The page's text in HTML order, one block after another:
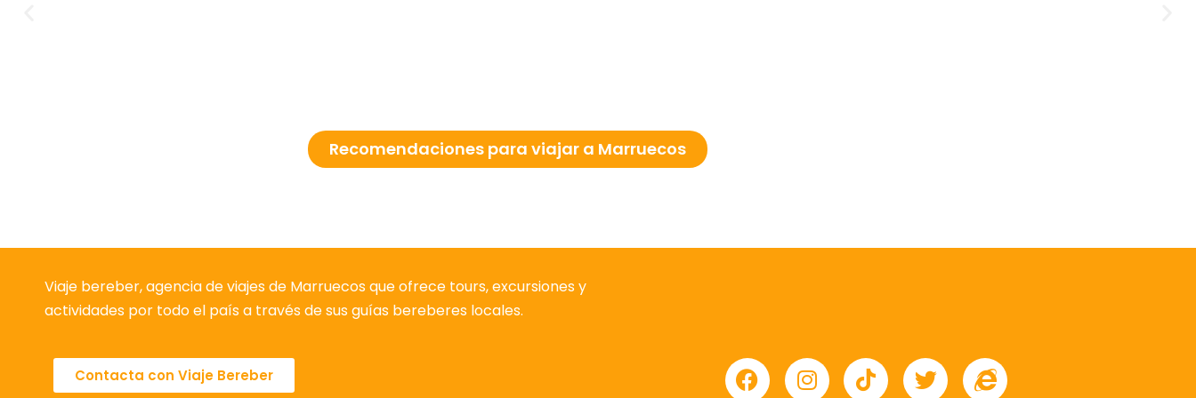
Recomendaciones para viajar a Marruecos
Viaje bereber, agencia de viajes de Marruecos que ofrece tours, excursiones y
actividades por todo el país a través de sus guías bereberes locales.
Contacta con Viaje Bereber